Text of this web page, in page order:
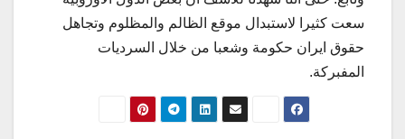
سعت كثيرا لاستبدال موقع الظالم والمظلوم وتجاهل
حقوق ايران حكومة وشعبا من خلال السرديات
المفبركة.